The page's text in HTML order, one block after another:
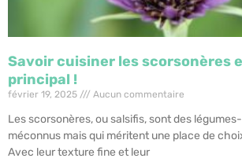
Savoir cuisiner les scorsonères
principal !
février 19, 2025 Aucun commentaire
Les scorsonères, ou salsifis, sont des
méconnus mais qui méritent une place de
Avec leur texture fine et leur